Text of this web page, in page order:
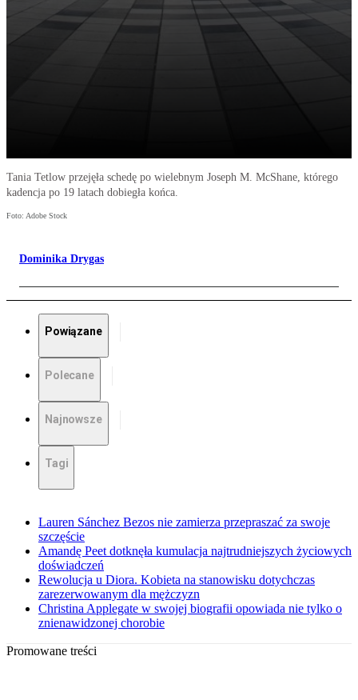
Tania Tetlow przejęła schedę po wielebnym Joseph M. McShane, którego
kadencja po 19 latach dobiegła końca.
Foto: Adobe Stock
Dominika Drygas
Powiązane
Polecane
Najnowsze
Tagi
Lauren Sánchez Bezos nie zamierza przepraszać za swoje
szczęście
Amandę Peet dotknęła kumulacja najtrudniejszych życiowych
doświadczeń
Rewolucja u Diora. Kobieta na stanowisku dotychczas
zarezerwowanym dla mężczyzn
Christina Applegate w swojej biografii opowiada nie tylko o
znienawidzonej chorobie
Promowane treści